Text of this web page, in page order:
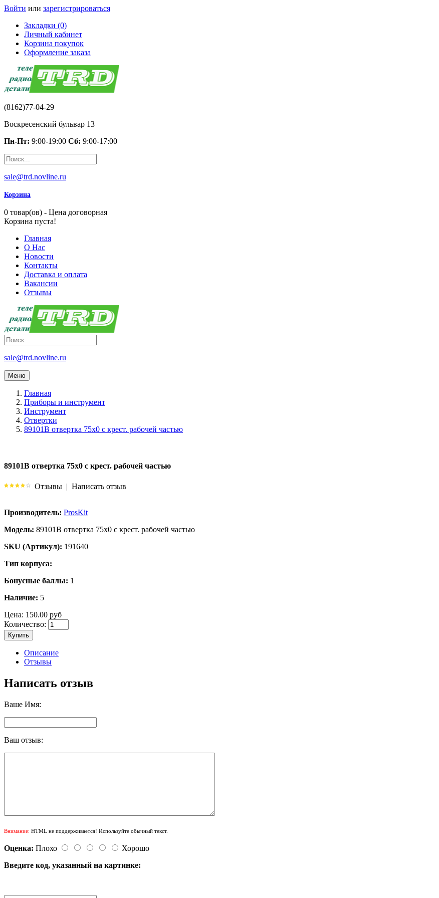
Войти или зарегистрироваться
Закладки (0)
Личный кабинет
Корзина покупок
Оформление заказа
(8162)77-04-29
Воскресенский бульвар 13
Пн-Пт: 9:00-19:00 Сб: 9:00-17:00
sale@trd.novline.ru
Корзина
0 товар(ов) - Цена договорная
Корзина пуста!
Главная
О Нас
Новости
Контакты
Доставка и оплата
Вакансии
Отзывы
sale@trd.novline.ru
Меню
Главная
Приборы и инструмент
Инструмент
Отвертки
89101B отвертка 75х0 с крест. рабочей частью
89101B отвертка 75х0 с крест. рабочей частью
Отзывы | Написать отзыв
Производитель: ProsKit
Модель: 89101B отвертка 75х0 с крест. рабочей частью
SKU (Артикул): 191640
Тип корпуса:
Бонусные баллы: 1
Наличие: 5
Цена: 150.00 руб
Количество:
Купить
Описание
Отзывы
Написать отзыв
Ваше Имя:
Ваш отзыв:
Внимание: HTML не поддерживается! Используйте обычный текст.
Оценка: Плохо
Хорошо
Введите код, указанный на картинке: